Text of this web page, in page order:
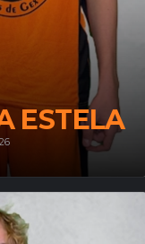
ESTELA